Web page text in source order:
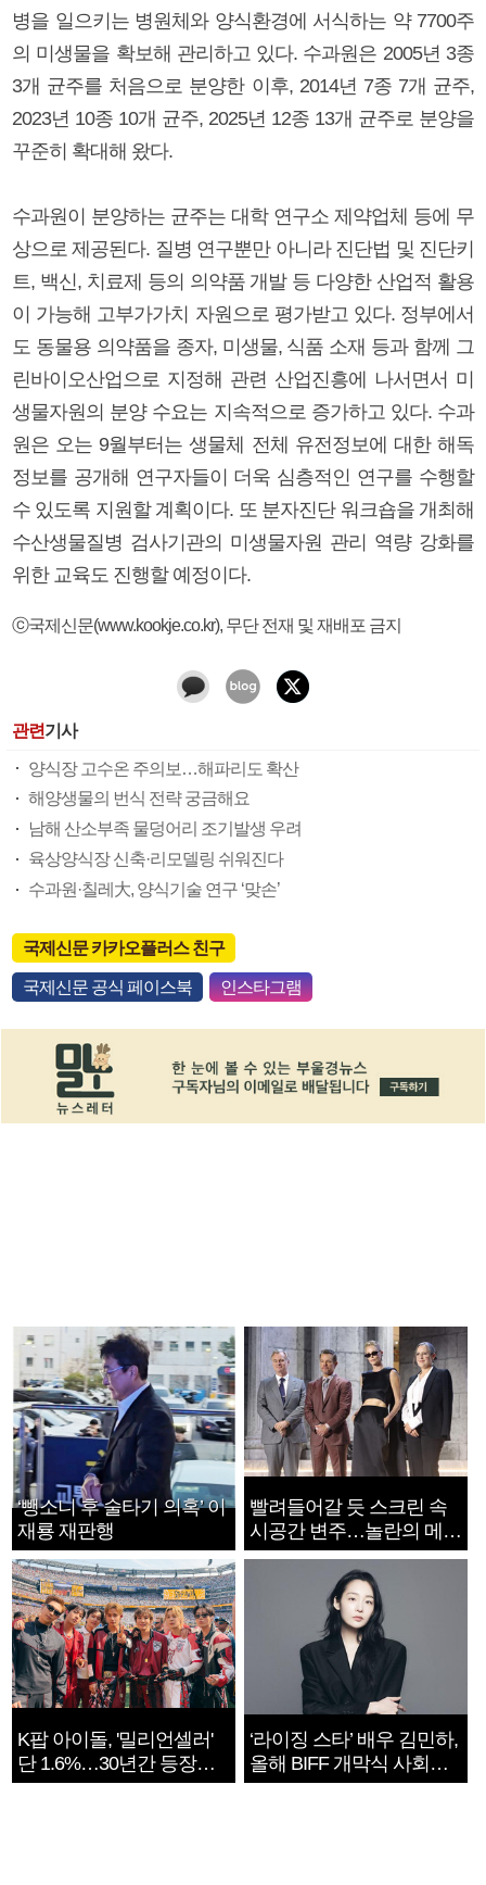
병을 일으키는 병원체와 양식환경에 서식하는 약 7700주
의 미생물을 확보해 관리하고 있다. 수과원은 2005년 3종
3개 균주를 처음으로 분양한 이후, 2014년 7종 7개 균주,
2023년 10종 10개 균주, 2025년 12종 13개 균주로 분양을
꾸준히 확대해 왔다.
수과원이 분양하는 균주는 대학 연구소 제약업체 등에 무
상으로 제공된다. 질병 연구뿐만 아니라 진단법 및 진단키
트, 백신, 치료제 등의 의약품 개발 등 다양한 산업적 활용
이 가능해 고부가가치 자원으로 평가받고 있다. 정부에서
도 동물용 의약품을 종자, 미생물, 식품 소재 등과 함께 그
린바이오산업으로 지정해 관련 산업진흥에 나서면서 미
생물자원의 분양 수요는 지속적으로 증가하고 있다. 수과
원은 오는 9월부터는 생물체 전체 유전정보에 대한 해독
정보를 공개해 연구자들이 더욱 심층적인 연구를 수행할
수 있도록 지원할 계획이다. 또 분자진단 워크숍을 개최해
수산생물질병 검사기관의 미생물자원 관리 역량 강화를
위한 교육도 진행할 예정이다.
ⓒ국제신문(www.kookje.co.kr), 무단 전재 및 재배포 금지
관련기사
양식장 고수온 주의보…해파리도 확산
해양생물의 번식 전략 궁금해요
남해 산소부족 물덩어리 조기발생 우려
육상양식장 신축·리모델링 쉬워진다
수과원·칠레大, 양식기술 연구 ‘맞손’
국제신문 카카오플러스 친구
국제신문 공식 페이스북 인스타그램
‘뺑소니 후 술타기 의혹’ 이
재룡 재판행
빨려들어갈 듯 스크린 속
시공간 변주…놀란의 메시
지는 ‘전쟁 속죄’
K팝 아이돌, '밀리언셀러'
단 1.6%…30년간 등장
1182개팀 전수조사
‘라이징 스타’ 배우 김민하,
올해 BIFF 개막식 사회자
확정